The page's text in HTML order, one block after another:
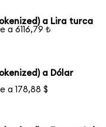
a Lira turca
a 6116,79 ₺
a Dólar
a 178,88 $